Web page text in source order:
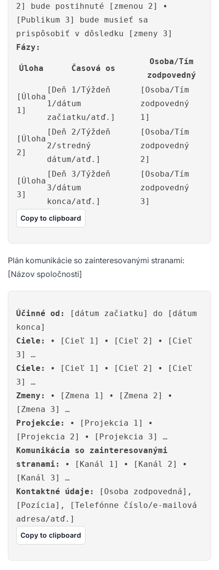
2] bude postihnuté [zmenou 2] •
[Publikum 3] bude musieť sa
prispôsobiť v dôsledku [zmeny 3]
Fázy:
Úloha Časová os
Osoba/Tím
zodpovedný
[Úloha
1]
[Deň 1/Týždeň
1/dátum
začiatku/atď.]
[Osoba/Tím
zodpovedný
1]
[Úloha
2]
[Deň 2/Týždeň
2/stredný
dátum/atď.]
[Osoba/Tím
zodpovedný
2]
[Úloha
3]
[Deň 3/Týždeň
3/dátum
konca/atď.]
[Osoba/Tím
zodpovedný
3]
Copy to clipboard
Plán komunikácie so zainteresovanými stranami:
[Názov spoločnosti]
Účinné od:
[dátum začiatku] do [dátum
konca]
Ciele:
• [Cieľ 1] • [Cieľ 2] • [Cieľ
3] …
Ciele:
• [Cieľ 1] • [Cieľ 2] • [Cieľ
3] …
Zmeny:
• [Zmena 1] • [Zmena 2] •
[Zmena 3] …
Projekcie:
• [Projekcia 1] •
[Projekcia 2] • [Projekcia 3] …
Komunikácia so zainteresovanými
stranami:
• [Kanál 1] • [Kanál 2] •
[Kanál 3] …
Kontaktné údaje:
[Osoba zodpovedná],
[Pozícia], [Telefónne číslo/e-mailová
adresa/atď.]
Copy to clipboard